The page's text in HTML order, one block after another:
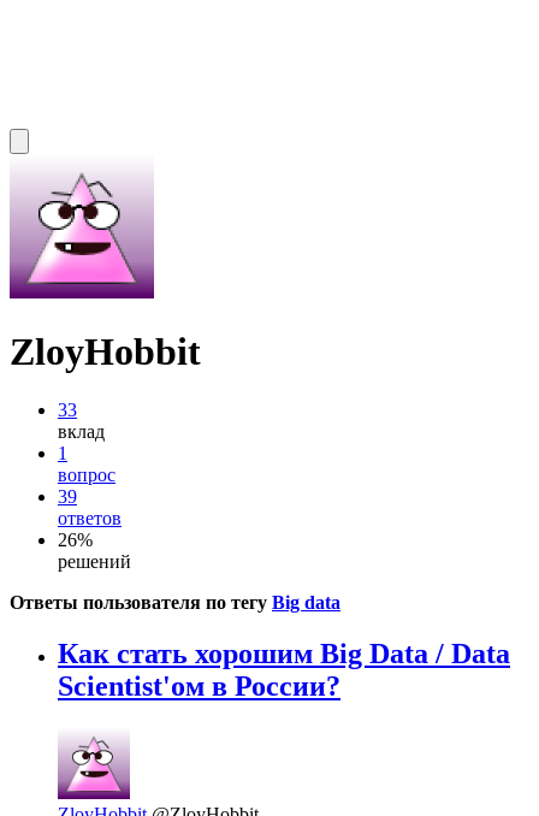
ZloyHobbit
33
вклад
1
вопрос
39
ответов
26%
решений
Ответы пользователя по тегу Big data
Как стать хорошим Big Data / Data
Scientist'ом в России?